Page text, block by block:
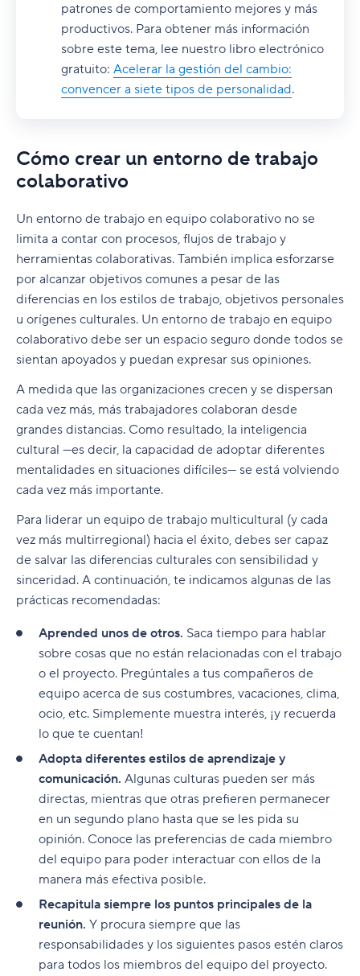
patrones de comportamiento mejores y más
productivos. Para obtener más información
sobre este tema, lee nuestro libro electrónico
gratuito: Acelerar la gestión del cambio:
convencer a siete tipos de personalidad.
Cómo crear un entorno de trabajo
colaborativo
Un entorno de trabajo en equipo colaborativo no se
limita a contar con procesos, flujos de trabajo y
herramientas colaborativas. También implica esforzarse
por alcanzar objetivos comunes a pesar de las
diferencias en los estilos de trabajo, objetivos personales
u orígenes culturales. Un entorno de trabajo en equipo
colaborativo debe ser un espacio seguro donde todos se
sientan apoyados y puedan expresar sus opiniones.
A medida que las organizaciones crecen y se dispersan
cada vez más, más trabajadores colaboran desde
grandes distancias. Como resultado, la inteligencia
cultural —es decir, la capacidad de adoptar diferentes
mentalidades en situaciones difíciles— se está volviendo
cada vez más importante.
Para liderar un equipo de trabajo multicultural (y cada
vez más multirregional) hacia el éxito, debes ser capaz
de salvar las diferencias culturales con sensibilidad y
sinceridad. A continuación, te indicamos algunas de las
prácticas recomendadas:
Aprended unos de otros. Saca tiempo para hablar
sobre cosas que no están relacionadas con el trabajo
o el proyecto. Pregúntales a tus compañeros de
equipo acerca de sus costumbres, vacaciones, clima,
ocio, etc. Simplemente muestra interés, ¡y recuerda
lo que te cuentan!
Adopta diferentes estilos de aprendizaje y
comunicación. Algunas culturas pueden ser más
directas, mientras que otras prefieren permanecer
en un segundo plano hasta que se les pida su
opinión. Conoce las preferencias de cada miembro
del equipo para poder interactuar con ellos de la
manera más efectiva posible.
Recapitula siempre los puntos principales de la
reunión. Y procura siempre que las
responsabilidades y los siguientes pasos estén claros
para todos los miembros del equipo del proyecto.